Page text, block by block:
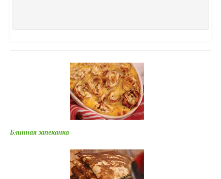
Блинная запеканка